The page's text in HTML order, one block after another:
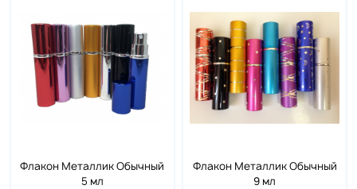
Флакон Металлик Обычный
5 мл
Флакон Металлик Обычный
9 мл